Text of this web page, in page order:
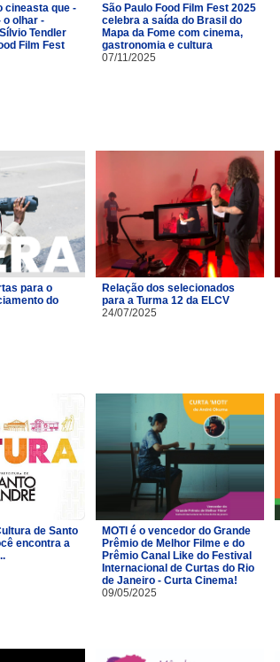
cineasta que -
o olhar -
Tendler
Film Fest
São Paulo Food Film Fest 2025
celebra a saída do Brasil do
Mapa da Fome com cinema,
gastronomia e cultura
07/11/2025
para o
do
Relação dos selecionados
para a Turma 12 da ELCV
24/07/2025
de Santo
encontra a
MOTI é o vencedor do Grande
Prêmio de Melhor Filme e do
Prêmio Canal Like do Festival
Internacional de Curtas do Rio
de Janeiro - Curta Cinema!
09/05/2025